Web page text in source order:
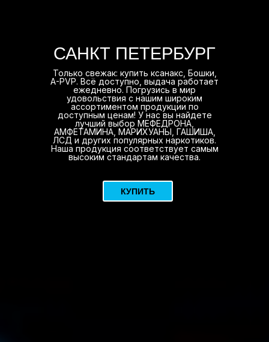
САНКТ ПЕТЕРБУРГ
Только свежак: купить ксанакс, Бошки,
A-PVP. Всё доступно, выдача работает
ежедневно. Погрузись в мир
удовольствия с нашим широким
ассортиментом продукции по
доступным ценам! У нас вы найдете
лучший выбор МЕФЕДРОНА,
АМФЕТАМИНА, МАРИХУАНЫ, ГАШИША,
ЛСД и других популярных наркотиков.
Наша продукция соответствует самым
высоким стандартам качества.
КУПИТЬ